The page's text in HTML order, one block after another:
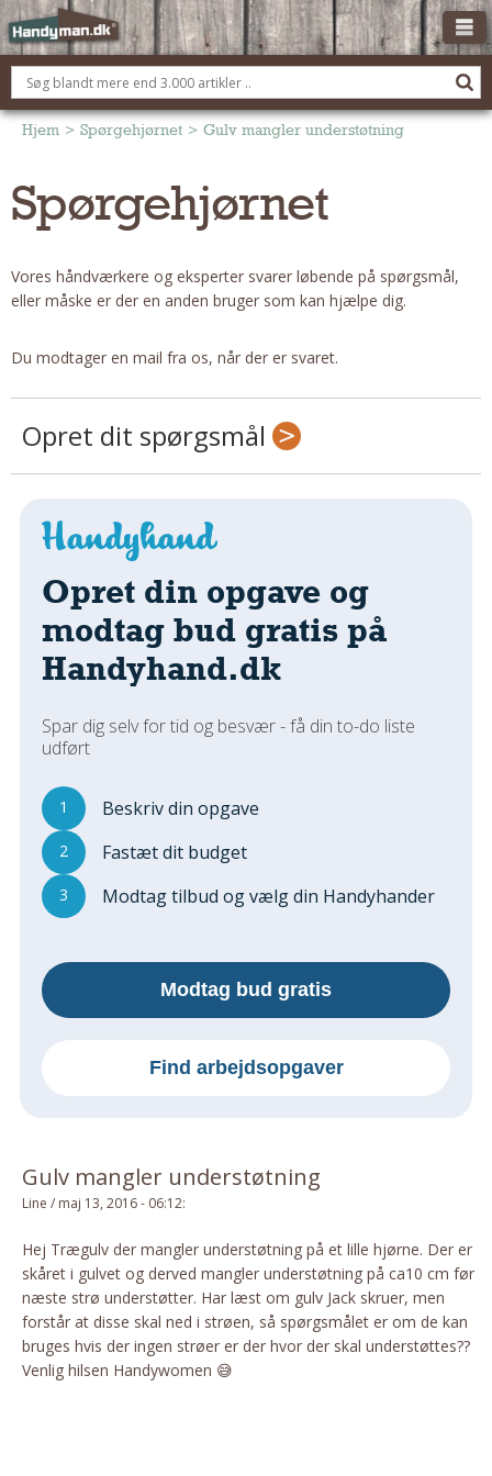
OM HANDYMAN.DK
FÅ 3 TILBUD
BOLIG KØBERÅDGIVNING
Montage Og Nybyg
Reparation Og Vedligehold
Om Materialer
Om Værktøj
Udskiftning Og Montage
Om Materialer
Tips Og Tests
VVS
Montage Og Udskiftning
Reparation Og Vedligehold
Varme Og Energi
Andet
MALER
Indendørs
Udendørs
Kan Det Males?
MURER
Reparationer
Om Materialer
HANDYMAN
Tips Og Tricks
Kemi
Andet
Båd
GARTNER
Beplantning
Hjem > Spørgehjørnet > Gulv mangler understøtning
Spørgehjørnet
Vores håndværkere og eksperter svarer løbende på spørgsmål,
eller måske er der en anden bruger som kan hjælpe dig.
Du modtager en mail fra os, når der er svaret.
Opret dit spørgsmål
Opret din opgave og
modtag bud gratis på
Handyhand.dk
Spar dig selv for tid og besvær - få din to-do liste
udført
1 Beskriv din opgave
2 Fastæt dit budget
3 Modtag tilbud og vælg din Handyhander
Modtag bud gratis
Find arbejdsopgaver
Gulv mangler understøtning
Line / maj 13, 2016 - 06:12:
Hej Trægulv der mangler understøtning på et lille hjørne. Der er
skåret i gulvet og derved mangler understøtning på ca10 cm før
næste strø understøtter. Har læst om gulv Jack skruer, men
forstår at disse skal ned i strøen, så spørgsmålet er om de kan
bruges hvis der ingen strøer er der hvor der skal understøttes??
Venlig hilsen Handywomen 😅